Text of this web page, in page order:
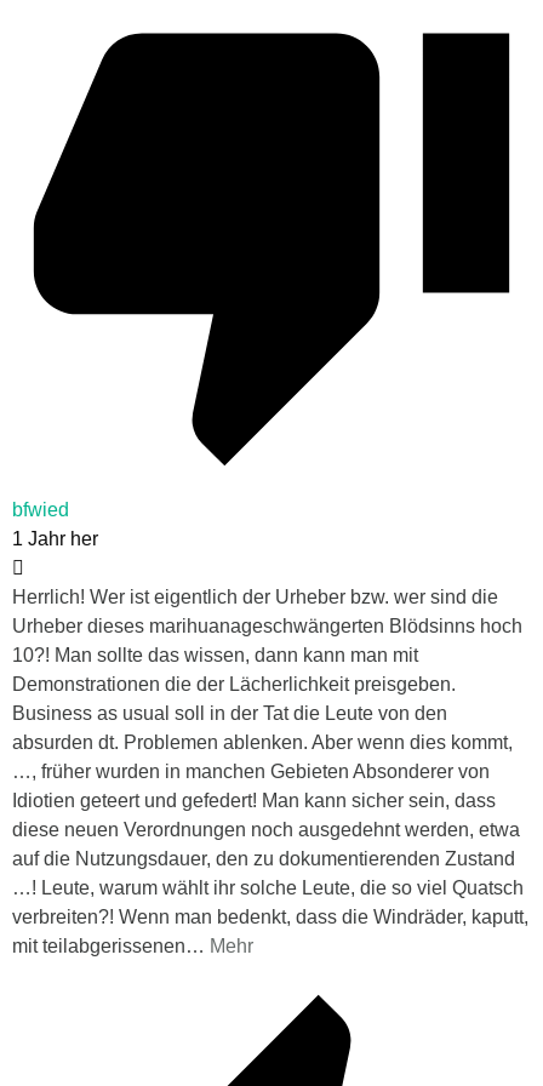
bfwied
1 Jahr her
Herrlich! Wer ist eigentlich der Urheber bzw. wer sind die
Urheber dieses marihuanageschwängerten Blödsinns hoch
10?! Man sollte das wissen, dann kann man mit
Demonstrationen die der Lächerlichkeit preisgeben.
Business as usual soll in der Tat die Leute von den
absurden dt. Problemen ablenken. Aber wenn dies kommt,
…, früher wurden in manchen Gebieten Absonderer von
Idiotien geteert und gefedert! Man kann sicher sein, dass
diese neuen Verordnungen noch ausgedehnt werden, etwa
auf die Nutzungsdauer, den zu dokumentierenden Zustand
…! Leute, warum wählt ihr solche Leute, die so viel Quatsch
verbreiten?! Wenn man bedenkt, dass die Windräder, kaputt,
mit teilabgerissenen… Mehr